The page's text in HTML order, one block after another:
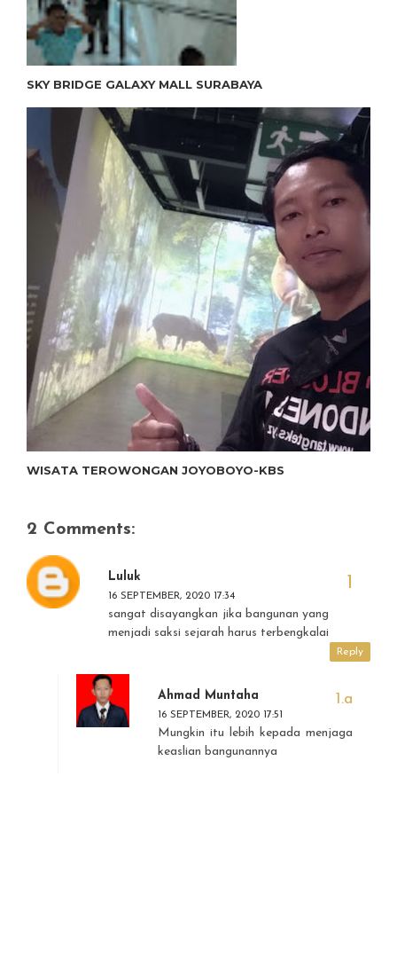
SKY BRIDGE GALAXY MALL SURABAYA
WISATA TEROWONGAN JOYOBOYO-KBS
2 Comments:
Luluk
16 SEPTEMBER, 2020 17:34
sangat disayangkan jika bangunan yang
menjadi saksi sejarah harus terbengkalai
Reply
Ahmad Muntaha
16 SEPTEMBER, 2020 17:51
Mungkin itu lebih kepada menjaga
keaslian bangunannya